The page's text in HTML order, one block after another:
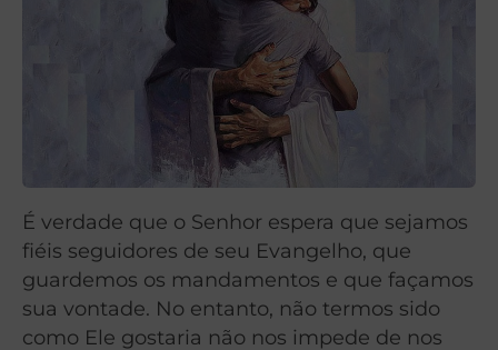
É verdade que o Senhor espera que sejamos
fiéis seguidores de seu Evangelho, que
guardemos os mandamentos e que façamos
sua vontade. No entanto, não termos sido
como Ele gostaria não nos impede de nos